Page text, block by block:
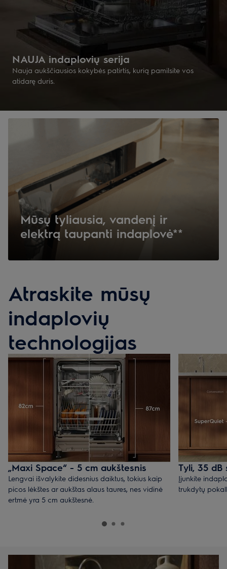
NAUJA indaplovių serija
Nauja aukščiausios kokybės patirtis, kurią pamilsite vos
atidarę duris.
Mūsų tyliausia, vandenį ir
elektrą taupanti indaplovė**
Atraskite mūsų
indaplovių
technologijas
„Maxi Space“ - 5 cm aukštesnis
Lengvai išvalykite didesnius daiktus, tokius kaip
picos lėkštes ar aukštas alaus taures, nes vidinė
ertmė yra 5 cm aukštesnė.
Tyli, 35 dB
Įjunkite
trukdytų